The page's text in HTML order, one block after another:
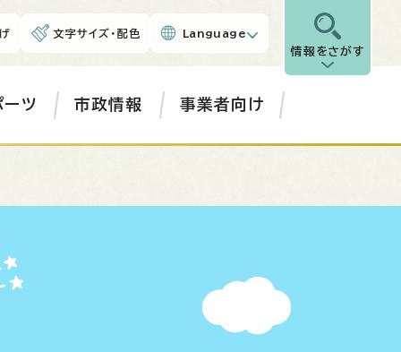
文字サイズ・配色 Language
情報をさがす
ーツ 市政情報 事業者向け